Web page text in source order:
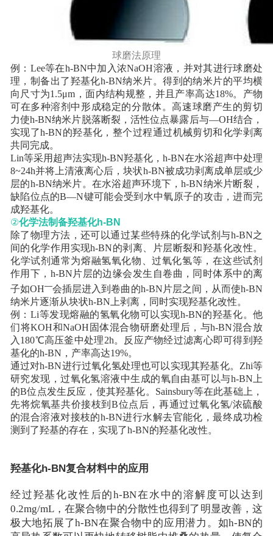
球磨法原理
例：Lee等在h-BN中加入浓NaOH溶液，并对其进行球磨处
理，制备出了羟基化h-BN纳米片。得到的纳米片的平均横
向尺寸为1.5μm，面内结构规整，并且产率高达18%。产物
可在多种溶剂中形成稳定的分散体。高速球磨产生的剪切
力使h-BN纳米片脱落断裂，活性位点暴露后与—OH结合，
实现了h-BN的羟基化，整个过程通过机械剪切和化学剥离
共同完成。
Lin等采用超声法实现h-BN羟基化，h-BN在水浴超声中处理
8~24h并将上清液离心后，块状h-BN被成功剥离成单层或少
层的h-BN纳米片。在水浴超声环境下，h-BN纳米片断裂，
缺陷位点的B—N键可能会受到水中氧原子的攻击，进而完
成羟基化。
②化学法制备羟基化h-BN
除了物理方法，还可以通过某些特殊的化学试剂与h-BN之
间的化学作用实现h-BN的剥离、片层断裂和羟基化改性。
化学试剂通常为熔融氢氧化物、过氧化氢等，在这些试剂
作用下，h-BN片层的边缘会发生自卷曲，同时体系中的离
子如OH—会插层进入到卷曲的h-BN片层之间，从而使h-BN
纳米片逐渐从块状h-BN上剥离，同时实现羟基化改性。
例：Li等发现熔融的氢氧化物可以实现h-BN的羟基化。他
们将KOH和NaOH固体混合物研磨处理后，与h-BN混合放
入180℃高压釜中处理2h。反应产物经过滤离心即可得到羟
基化的h-BN，产率高达19%。
通过对h-BN进行过氧化氢处理也可以实现其羟基化。Zhi等
研究发现，过氧化氢溶液中生成的氧自由基可以与h-BN上
的B位点发生反应，使其羟基化。Sainsbury等在此基础上，
先将烷氧基共价接枝到B位点后，再通过过氧化氢/浓硫酸
的混合溶液对接枝的h-BN进行水解去官能化，最终成功检
测到了羟基的存在，实现了h-BN的羟基化改性。
羟基化h-BN复合材料中的应用
经过羟基化改性后的h-BN在水中的溶解度可以达到
0.2mg/mL，在聚合物中的分散性也得到了明显改善，这
极大地拓展了h-BN在聚合物中的应用潜力。 如h-BN的